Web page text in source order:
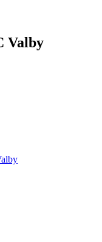
Valby